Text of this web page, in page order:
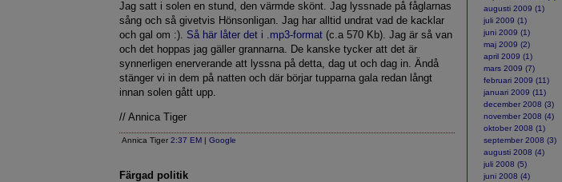
Jag satt i solen en stund, den värmde skönt. Jag lyssnade på fåglarnas
sång och så givetvis Hönsonligan. Jag har alltid undrat vad de kacklar
och gal om :). Så här låter det i .mp3-format (c.a 570 Kb). Jag är så van
och det hoppas jag gäller grannarna. De kanske tycker att det är
synnerligen enerverande att lyssna på detta, dag ut och dag in. Ändå
stänger vi in dem på natten och där börjar tupparna gala redan långt
innan solen gått upp.
// Annica Tiger
Annica Tiger2:37 EM |Google
Färgad politik
augusti 2009 (1)
juli 2009 (1)
juni 2009 (1)
maj 2009 (2)
april 2009 (1)
mars 2009 (7)
februari 2009 (11)
januari 2009 (11)
december 2008 (3)
november 2008 (4)
oktober 2008 (1)
september 2008 (3)
augusti 2008 (4)
juli 2008 (5)
juni 2008 (4)